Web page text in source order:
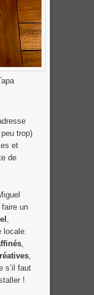
trop)
et
de
faire un
,
locale.
,
,
s’il faut
!